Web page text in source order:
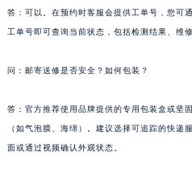
答：可以。在预约时客服会提供工单号，您可
工单号即可查询当前状态，包括检测结果、维
问：邮寄送修是否安全？如何包装？
答：官方推荐使用品牌提供的专用包装盒或坚
（如气泡膜、海绵）。建议选择可追踪的快递
面或通过视频确认外观状态。